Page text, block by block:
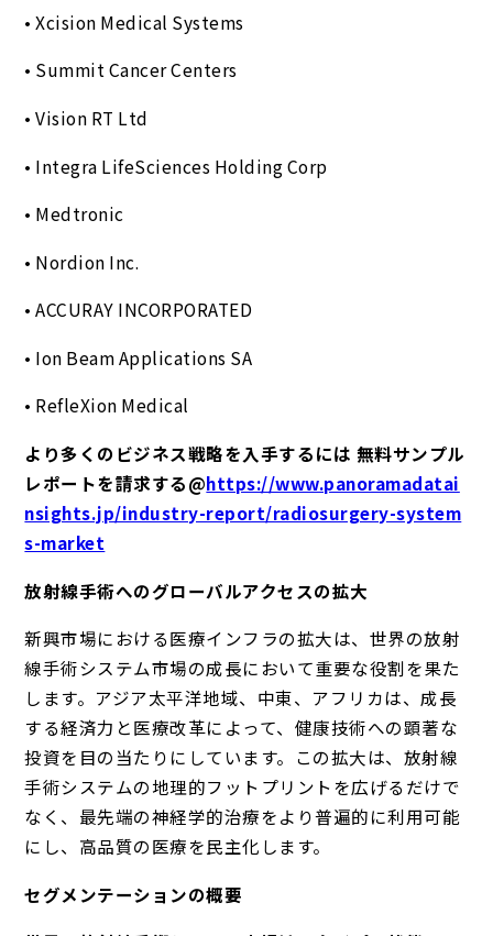
• Xcision Medical Systems
• Summit Cancer Centers
• Vision RT Ltd
• Integra LifeSciences Holding Corp
• Medtronic
• Nordion Inc.
• ACCURAY INCORPORATED
• Ion Beam Applications SA
• RefleXion Medical
より多くのビジネス戦略を入手するには 無料サンプル
レポートを請求する@https://www.panoramadatai
nsights.jp/industry-report/radiosurgery-system
s-market
放射線手術へのグローバルアクセスの拡大
新興市場における医療インフラの拡大は、世界の放射
線手術システム市場の成長において重要な役割を果た
します。アジア太平洋地域、中東、アフリカは、成長
する経済力と医療改革によって、健康技術への顕著な
投資を目の当たりにしています。この拡大は、放射線
手術システムの地理的フットプリントを広げるだけで
なく、最先端の神経学的治療をより普遍的に利用可能
にし、高品質の医療を民主化します。
セグメンテーションの概要